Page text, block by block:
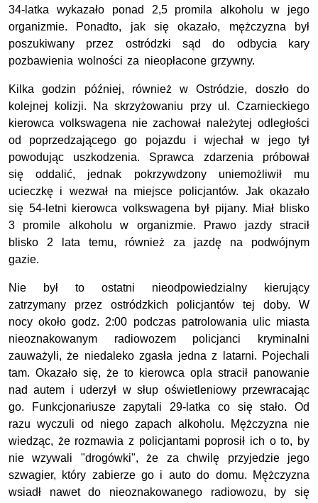
34-latka wykazało ponad 2,5 promila alkoholu w jego
organizmie. Ponadto, jak się okazało, mężczyzna był
poszukiwany przez ostródzki sąd do odbycia kary
pozbawienia wolności za nieopłacone grzywny.
Kilka godzin później, również w Ostródzie, doszło do
kolejnej kolizji. Na skrzyżowaniu przy ul. Czarnieckiego
kierowca volkswagena nie zachował należytej odległości
od poprzedzającego go pojazdu i wjechał w jego tył
powodując uszkodzenia. Sprawca zdarzenia próbował
się oddalić, jednak pokrzywdzony uniemożliwił mu
ucieczkę i wezwał na miejsce policjantów. Jak okazało
się 54-letni kierowca volkswagena był pijany. Miał blisko
3 promile alkoholu w organizmie. Prawo jazdy stracił
blisko 2 lata temu, również za jazdę na podwójnym
gazie.
Nie był to ostatni nieodpowiedzialny kierujący
zatrzymany przez ostródzkich policjantów tej doby. W
nocy około godz. 2:00 podczas patrolowania ulic miasta
nieoznakowanym radiowozem policjanci kryminalni
zauważyli, że niedaleko zgasła jedna z latarni. Pojechali
tam. Okazało się, że to kierowca opla stracił panowanie
nad autem i uderzył w słup oświetleniowy przewracając
go. Funkcjonariusze zapytali 29-latka co się stało. Od
razu wyczuli od niego zapach alkoholu. Mężczyzna nie
wiedząc, że rozmawia z policjantami poprosił ich o to, by
nie wzywali "drogówki", że za chwilę przyjedzie jego
szwagier, który zabierze go i auto do domu. Mężczyzna
wsiadł nawet do nieoznakowanego radiowozu, by się